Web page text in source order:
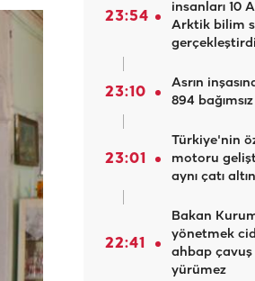
23:54
insanları 10
Arktik bilim
gerçekleştirdi
23:10
Asrın
894
23:01
Türkiye'nin
motoru
aynı çatı
22:41
Bakan
yönetmek
ahbap
yürümez